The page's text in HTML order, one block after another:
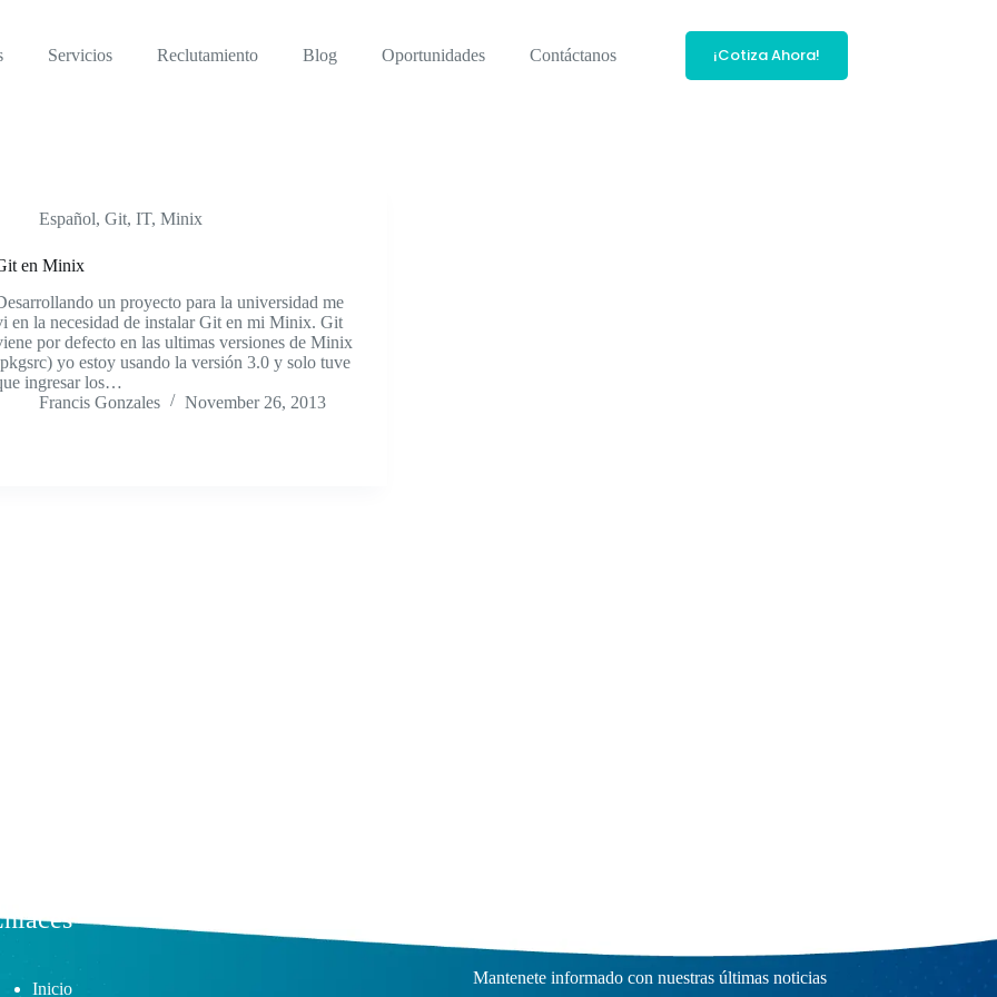
Servicios Reclutamiento Blog Oportunidades Contáctanos ¡Cotiza Ahora!
Español,Git,IT,Minix
en Minix
un proyecto para la universidad me
en la necesidad de instalar Git en mi Minix. Git
por defecto en las ultimas versiones de Minix
yo estoy usando la versión 3.0 y solo tuve
ingresar los…
Francis Gonzales
November 26, 2013
Inicio
Mantenete informado con nuestras últimas noticias